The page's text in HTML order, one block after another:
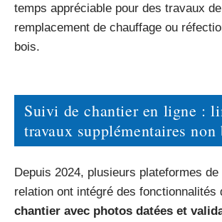
temps appréciable pour des travaux
remplacement de chauffage ou
bois.
Suivi de chantier en ligne :
travaux supplémentaires non
Depuis 2024, plusieurs plateformes de
relation ont intégré des fonctionnalités
chantier avec photos datées et